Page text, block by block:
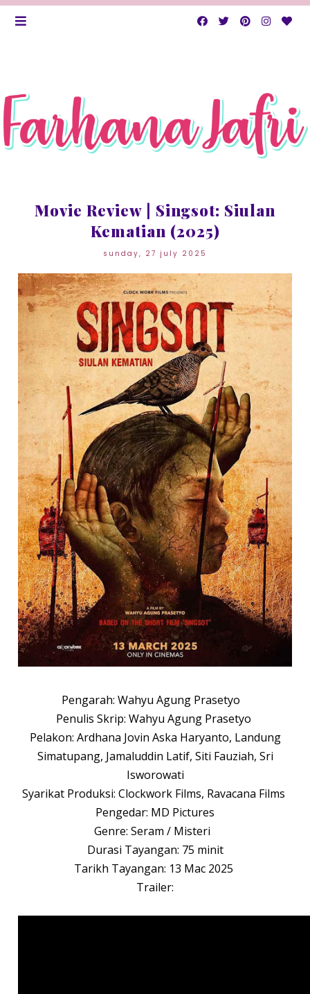
Movie Review | Singsot: Siulan
Kematian (2025)
sunday, 27 july 2025
Pengarah: Wahyu Agung Prasetyo
Penulis Skrip: Wahyu Agung Prasetyo
Pelakon: Ardhana Jovin Aska Haryanto, Landung
Simatupang, Jamaluddin Latif, Siti Fauziah, Sri
Isworowati
Syarikat Produksi: Clockwork Films, Ravacana Films
Pengedar: MD Pictures
Genre: Seram / Misteri
Durasi Tayangan: 75 minit
Tarikh Tayangan: 13 Mac 2025
Trailer: